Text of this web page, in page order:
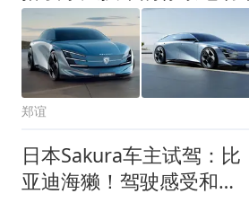
郑谊
日本Sakura车主试驾：比
亚迪海獭！驾驶感受和优